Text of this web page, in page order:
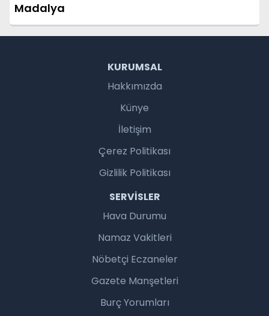
Madalya
KURUMSAL
Hakkımızda
Künye
İletişim
Çerez Politikası
Gizlilik Politikası
SERVISLER
Hava Durumu
Namaz Vakitleri
Nöbetçi Eczaneler
Gazete Manşetleri
Burç Yorumları